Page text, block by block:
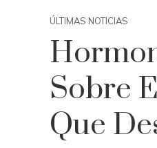
ÚLTIMAS NOTICIAS
Sobre
Que